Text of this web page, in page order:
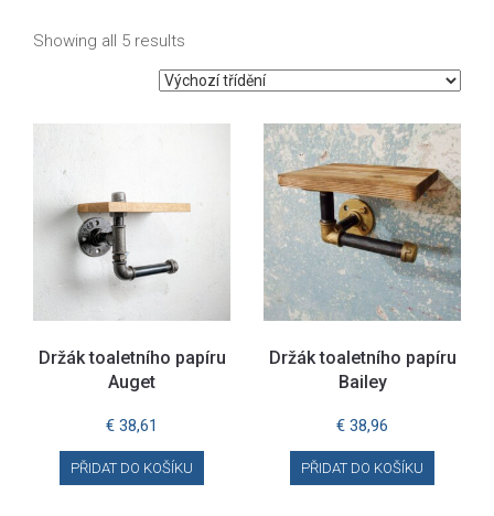
Showing all 5 results
Držák toaletního papíru
Auget
€ 38,61
PŘIDAT DO KOŠÍKU
Držák toaletního papíru
Bailey
€ 38,96
PŘIDAT DO KOŠÍKU